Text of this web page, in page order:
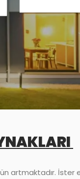
artmaktadır. İster